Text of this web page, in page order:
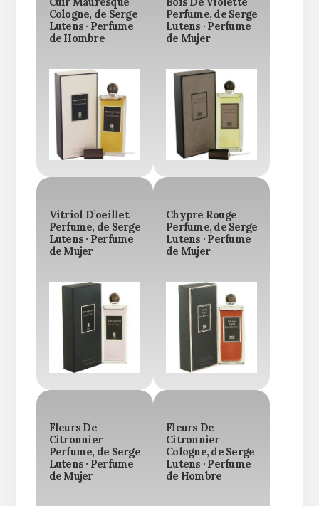
Cologne, de Serge
Lutens · Perfume
de Hombre
Perfume, de Serge
Lutens · Perfume
de Mujer
Vitriol D’oeillet
Perfume, de Serge
Lutens · Perfume
de Mujer
Chypre Rouge
Perfume, de Serge
Lutens · Perfume
de Mujer
Fleurs De
Citronnier
Perfume, de Serge
Lutens · Perfume
de Mujer
Fleurs De
Citronnier
Cologne, de Serge
Lutens · Perfume
de Hombre